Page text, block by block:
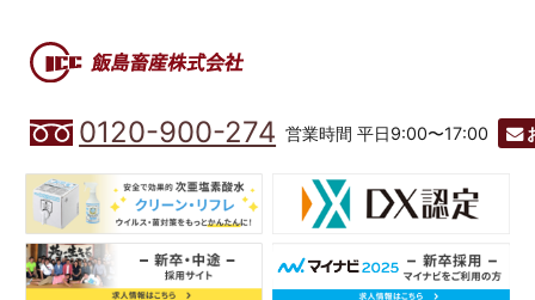
0120-900-274 営業時間 平日9:00〜17:00